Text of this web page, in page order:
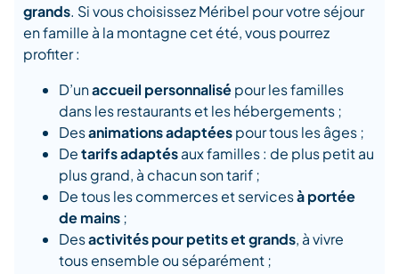
grands. Si vous choisissez Méribel pour votre séjour
en famille à la montagne cet été, vous pourrez
profiter :
D’unaccueil personnalisépour les familles
dans les restaurants et les hébergements ;
Desanimations adaptéespour tous les âges ;
Detarifs adaptésaux familles : de plus petit au
plus grand, à chacun son tarif ;
De tous les commerces et servicesà portée
de mains ;
Desactivités pour petits et grands, à vivre
tous ensemble ou séparément ;